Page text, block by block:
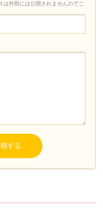
は外部には公開されませんのでご